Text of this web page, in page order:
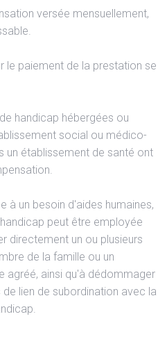
versée mensuellement,
le paiement de la prestation se
handicap hébergées ou
social ou médico-
un établissement de santé ont
à un besoin d'aides humaines,
peut être employée
directement un ou plusieurs
de la famille ou un
agréé, ainsi qu'à dédommager
lien de subordination avec la